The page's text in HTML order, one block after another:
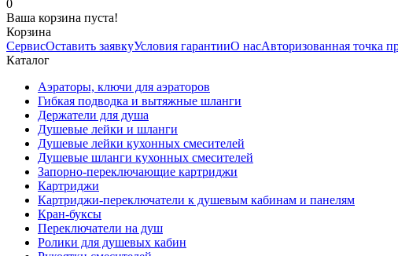
0
Ваша корзина пуста!
Корзина
СервисОставить заявкуУсловия гарантииО насАвторизованная точка
Каталог
Аэраторы, ключи для аэраторов
Гибкая подводка и вытяжные шланги
Держатели для душа
Душевые лейки и шланги
Душевые лейки кухонных смесителей
Душевые шланги кухонных смесителей
Запорно-переключающие картриджи
Картриджи
Картриджи-переключатели к душевым кабинам и панелям
Кран-буксы
Переключатели на душ
Ролики для душевых кабин